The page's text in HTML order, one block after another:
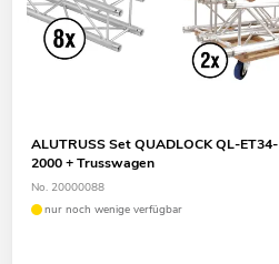
ALUTRUSS Set QUADLOCK QL-ET34-
2000 + Trusswagen
No. 20000088
nur noch wenige verfügbar